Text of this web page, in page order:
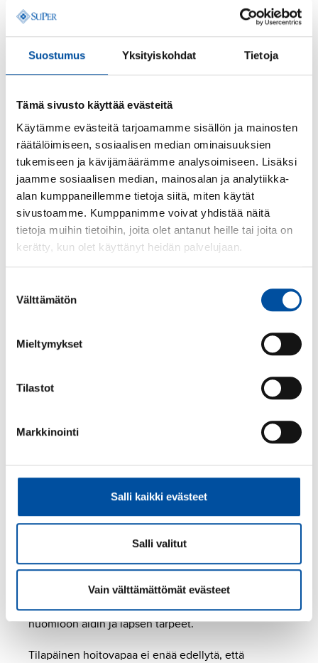
Suostumus Yksityiskohdat Tietoja
Tämä sivusto käyttää evästeitä
Käytämme evästeitä tarjoamamme sisällön ja mainosten
räätälöimiseen, sosiaalisen median ominaisuuksien
tukemiseen ja kävijämäärämme analysoimiseen. Lisäksi
jaamme sosiaalisen median, mainosalan ja analytiikka-
alan kumppaneillemme tietoja siitä, miten käytät
sivustoamme. Kumppanimme voivat yhdistää näitä
tietoja muihin tietoihin, joita olet antanut heille tai joita on
kerätty, kun olet käyttänyt heidän palvelujaan.
valinta
Välttämätön
Mieltymykset
Tilastot
Markkinointi
Salli kaikki evästeet
Salli valitut
Vain välttämättömät evästeet
Paikallisesti voidaan sopia
työajaksi joutuisa ruokailu ja työaikaluvun
lääkärin määräämät tutkimukset
työajan ulkopuolella tapahtuvasta matka-ajan
korvaamisesta
poikkeusluvan mukaisesta (kuten ensihoito)
keskimääräisen säännöllisen viikkotyöajan
ylittämisestä, kun työsuojeluviranomainen on
siihen myöntänyt poikkeusluvan.
Palkallinen sairauspoissaolo
Poissaoloon oikeuttaa myös muu luotettava tapa,
esimerkiksi terveydenhoitajan, sairaanhoitajan tai
Lääkärintodistukseen merkitty
Perhevapaat ja oikeus poissaoloon
hakenut raskausvapaata tai vanhempainvapaata,
vanhempainvapaalta palkkaa.
yli 6 tunnin työpäivänä. Imetystauolla joko imetetään
lasta tai pumpataan maitoa. Työntekijä ei saa poistua
työpaikalta ja esihenkilö päättää ajankohdan ottaen
huomioon äidin ja lapsen tarpeet.
Tilapäinen hoitovapaa ei enää edellytä, että